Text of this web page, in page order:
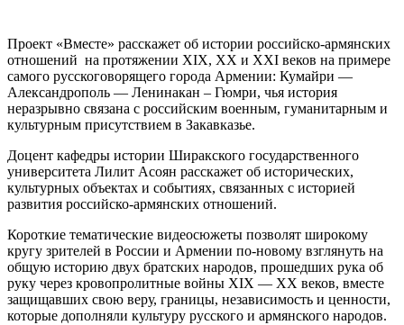
Проект «Вместе» расскажет об истории российско-армянских
отношений на протяжении XIX, XX и XXI веков на примере
самого русскоговорящего города Армении: Кумайри —
Александрополь — Ленинакан – Гюмри, чья история
неразрывно связана с российским военным, гуманитарным и
культурным присутствием в Закавказье.
Доцент кафедры истории Ширакского государственного
университета Лилит Асоян расскажет об исторических,
культурных объектах и событиях, связанных с историей
развития российско-армянских отношений.
Короткие тематические видеосюжеты позволят широкому
кругу зрителей в России и Армении по-новому взглянуть на
общую историю двух братских народов, прошедших рука об
руку через кровопролитные войны XIX — XX веков, вместе
защищавших свою веру, границы, независимость и ценности,
которые дополняли культуру русского и армянского народов.